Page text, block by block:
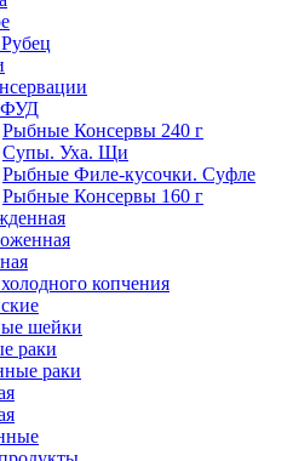
Рыбные Консервы 240 г
Супы. Уха. Щи
Рыбные Филе-кусочки. Суфле
Рыбные Консервы 160 г
копчения
шейки
раки
раки